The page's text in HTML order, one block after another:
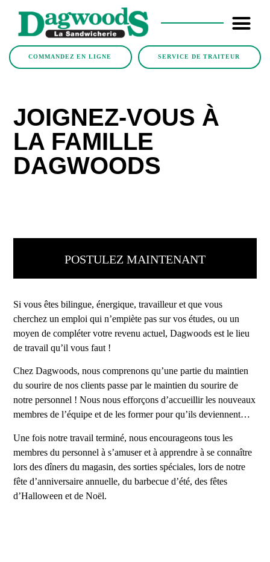
COMMANDEZ EN LIGNE SERVICE DE TRAITEUR
JOIGNEZ-VOUS À
LA FAMILLE
DAGWOODS
POSTULEZ MAINTENANT
Si vous êtes bilingue, énergique, travailleur et que vous
cherchez un emploi qui n’empiète pas sur vos études, ou un
moyen de compléter votre revenu actuel, Dagwoods est le lieu
de travail qu’il vous faut !
Chez Dagwoods, nous comprenons qu’une partie du maintien
du sourire de nos clients passe par le maintien du sourire de
notre personnel ! Nous nous efforçons d’accueillir les nouveaux
membres de l’équipe et de les former pour qu’ils deviennent…
Une fois notre travail terminé, nous encourageons tous les
membres du personnel à s’amuser et à apprendre à se connaître
lors des dîners du magasin, des sorties spéciales, lors de notre
fête d’anniversaire annuelle, du barbecue d’été, des fêtes
d’Halloween et de Noël.